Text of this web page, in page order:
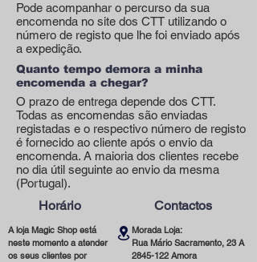
Pode acompanhar o percurso da sua
encomenda no site dos CTT utilizando o
número de registo que lhe foi enviado após
a expedição.
Quanto tempo demora a minha
encomenda a chegar?
O prazo de entrega depende dos CTT.
Todas as encomendas são enviadas
registadas e o respectivo número de registo
é fornecido ao cliente após o envio da
encomenda. A maioria dos clientes recebe
no dia útil seguinte ao envio da mesma
(Portugal).
Horário
A loja Magic Shop está
neste momento a atender
os seus clientes por
Contactos
Morada Loja:
Rua Mário Sacramento, 23 A
2845-122 Amora